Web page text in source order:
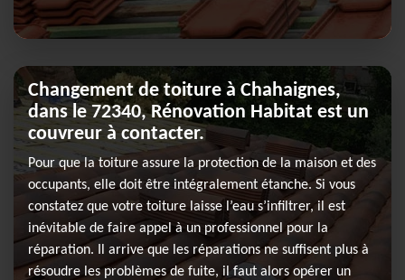
Changement de toiture à Chahaignes,
dans le 72340, Rénovation Habitat est un
couvreur à contacter.
Pour que la toiture assure la protection de la maison et des
occupants, elle doit être intégralement étanche. Si vous
constatez que votre toiture laisse l’eau s’infiltrer, il est
inévitable de faire appel à un professionnel pour la
réparation. Il arrive que les réparations ne suffisent plus à
résoudre les problèmes de fuite, il faut alors opérer un